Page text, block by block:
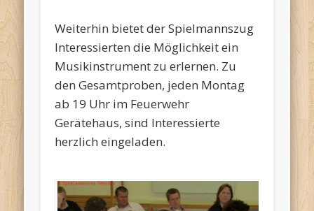
Weiterhin bietet der Spielmannszug
Interessierten die Möglichkeit ein
Musikinstrument zu erlernen. Zu
den Gesamtproben, jeden Montag
ab 19 Uhr im Feuerwehr
Gerätehaus, sind Interessierte
herzlich eingeladen.